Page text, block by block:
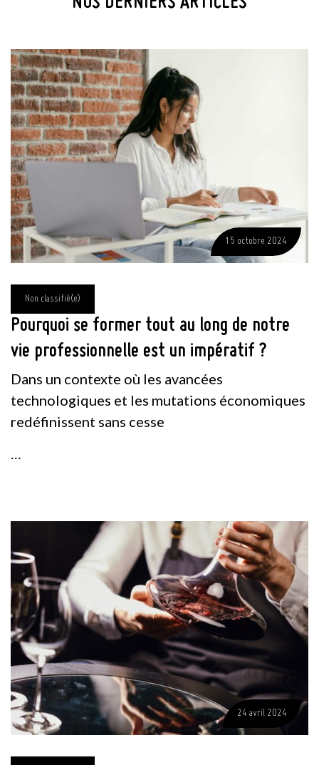
Non classifié(e)
15 octobre 2024
Pourquoi se former tout au long de notre
vie professionnelle est un impératif ?
Dans un contexte où les avancées
technologiques et les mutations économiques
redéfinissent sans cesse
…
24 avril 2024